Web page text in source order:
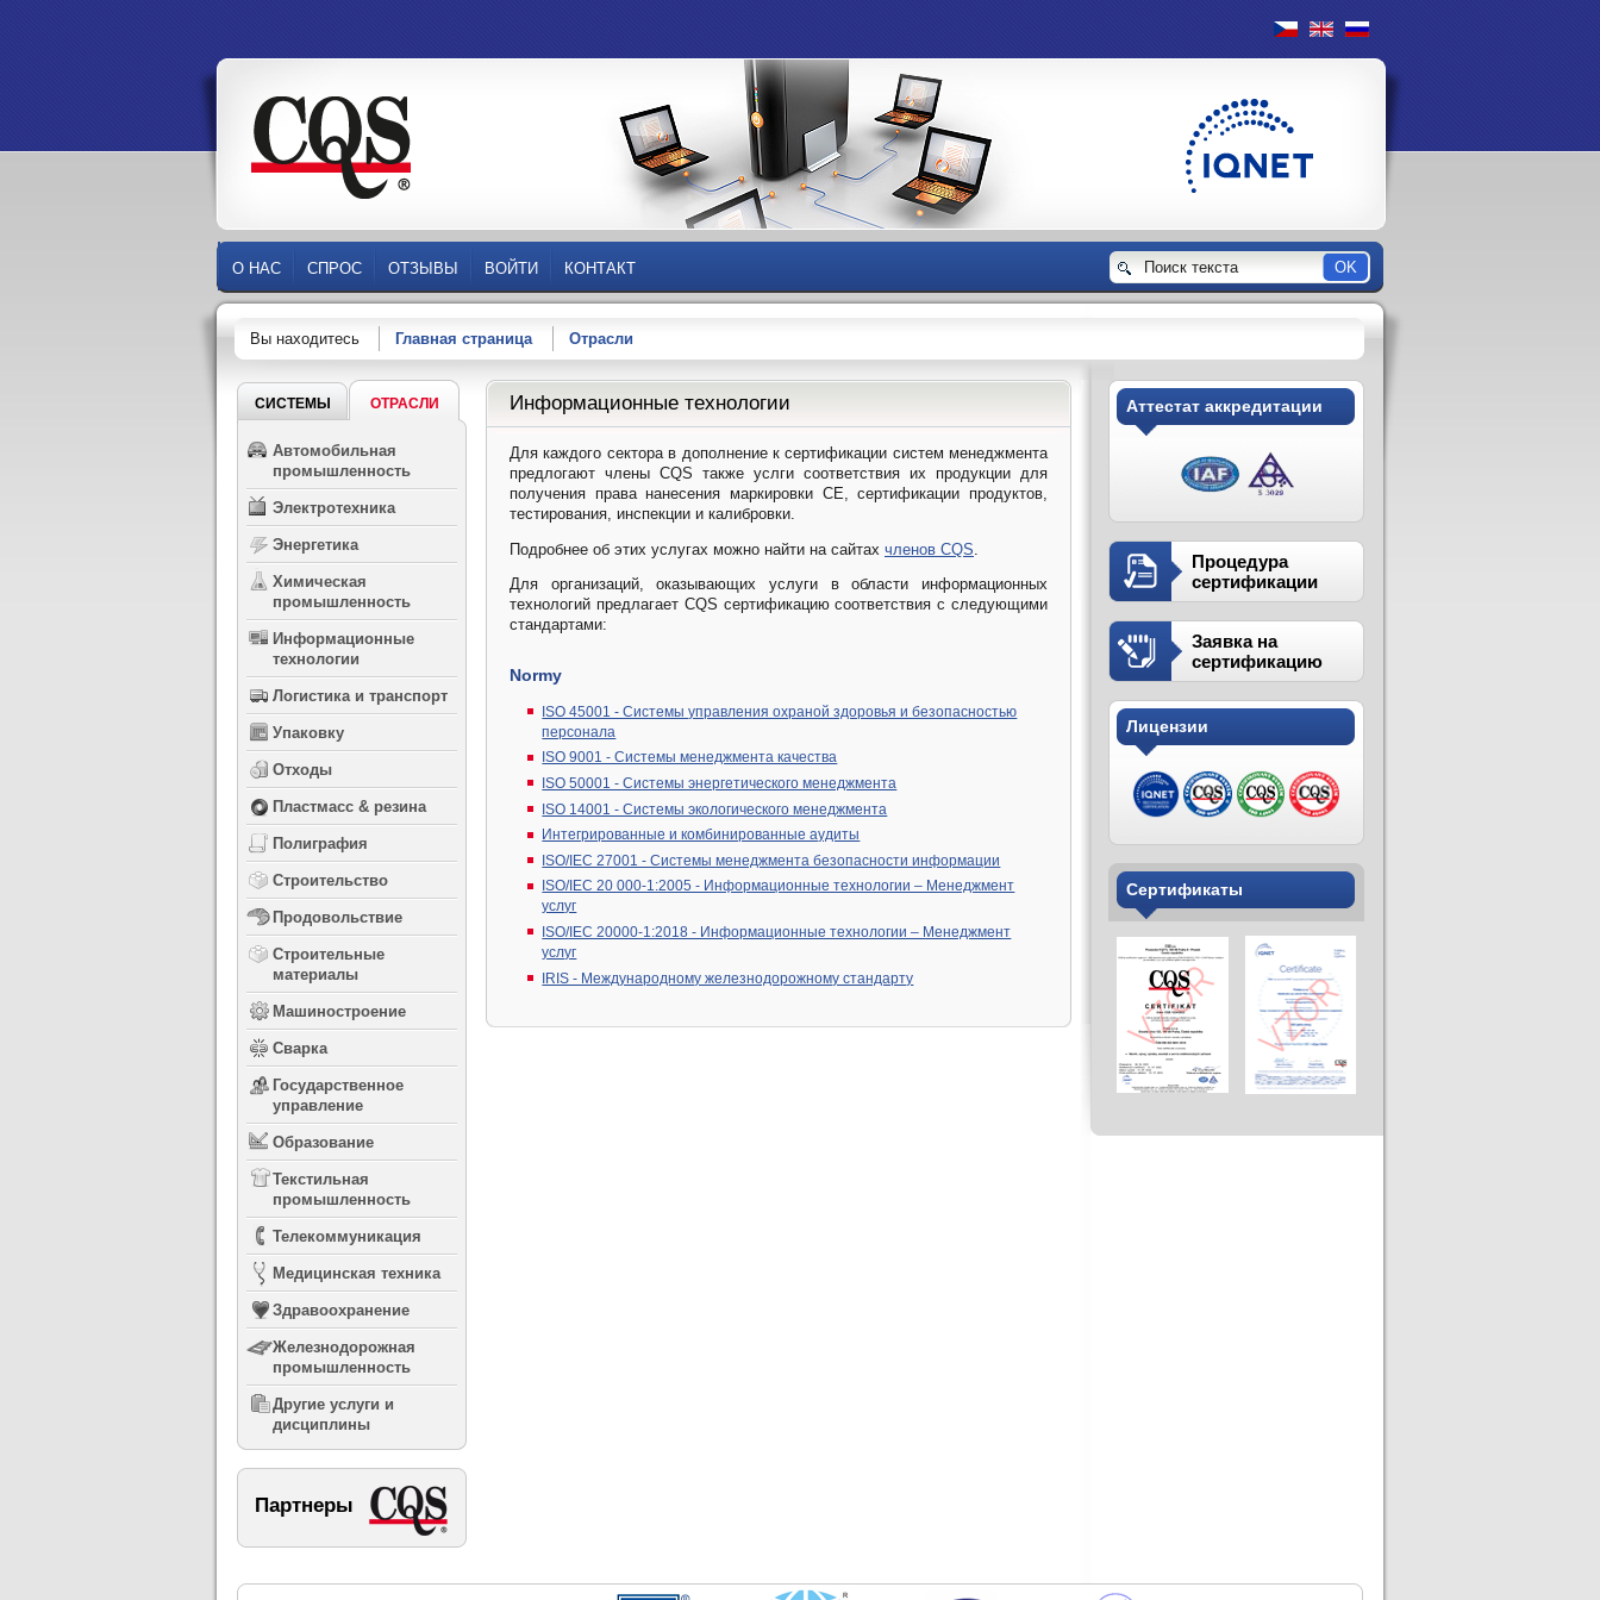
О НАС СПРОС ОТЗЫВЫ ВОЙТИ КОНТАКТ
Вы находитесь Главная страница Отрасли
Информационные технологии
Для каждого сектора в дополнение к сертификации систем менеджмента
предлогают члены CQS также услги соответствия их продукции для
получения права нанесения маркировки CE, сертификации продуктов,
тестирования, инспекции и калибровки.
Подробнее об этих услугах можно найти на сайтах членов CQS
Для
организаций, оказывающих услуги
в области информационных
технологий предлагает CQS сертификацию соответствия с следующими
стандартами:
Normy
ISO 45001 - Системы управления охраной здоровья и безопасностью
персонала
ISO 9001 - Cистемы менеджмента качества
ISO 50001 - Системы энергетического менеджмента
ISO 14001 - Системы экологического менеджмента
Интегрированные и комбинированные аудиты
ISO/IEC 27001 - Системы менеджмента безопасности информации
ISO/IEC 20 000-1:2005 - Информационные технологии – Менеджмент
услуг
ISO/IEC 20000-1:2018 - Информационные технологии – Менеджмент
услуг
IRIS - Международному железнодорожному стандарту
Аттестат аккредитации
Процедура
сертификации
Заявка на
сертификацию
Лицензии
Сертификаты
СИСТЕМЫ ОТРАСЛИ
Автомобильная
промышленность
Электротехника
Энергетика
Химическая
промышленность
Информационные
технологии
Логистика и транспорт
Упаковку
Отходы
Пластмасс & резина
Полиграфия
Строительство
Продовольствие
Строительные
материалы
Машиностроение
Сварка
Государственное
управление
Образование
Текстильная
промышленность
Телекоммуникация
Медицинская техника
Здравоохранение
Железнодорожная
промышленность
Другие услуги и
дисциплины
Партнеры